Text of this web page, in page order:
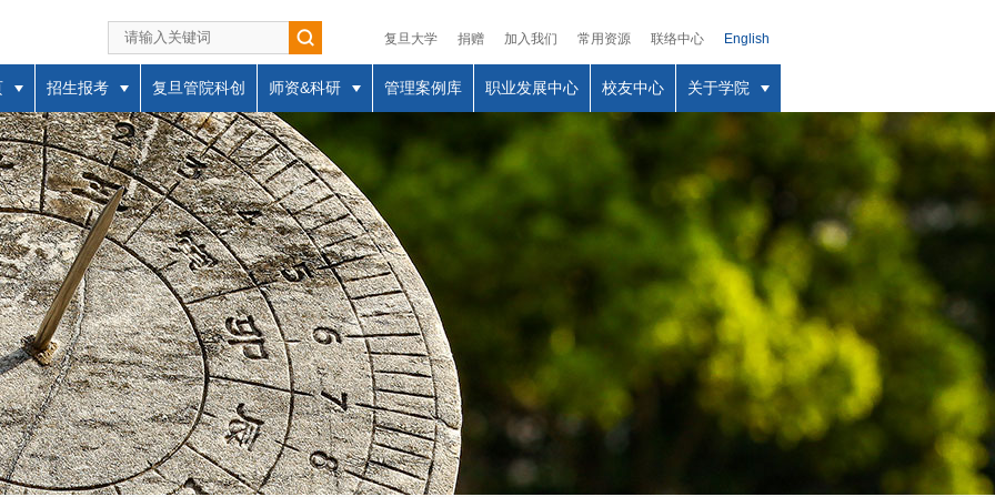
复旦大学 捐赠 加入我们 常用资源 联络中心 English
招生报考 复旦管院科创 师资&科研 管理案例库 职业发展中心 校友中心 关于学院